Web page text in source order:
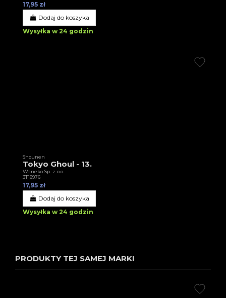
17,95 zł
Dodaj do koszyka
Wysyłka w 24 godzin
Shounen
Tokyo Ghoul - 13.
Waneko Sp. z o.o.
3T18976
17,95 zł
Dodaj do koszyka
Wysyłka w 24 godzin
PRODUKTY TEJ SAMEJ MARKI